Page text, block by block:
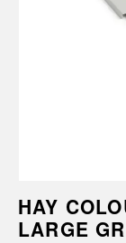
HAY
LARGE